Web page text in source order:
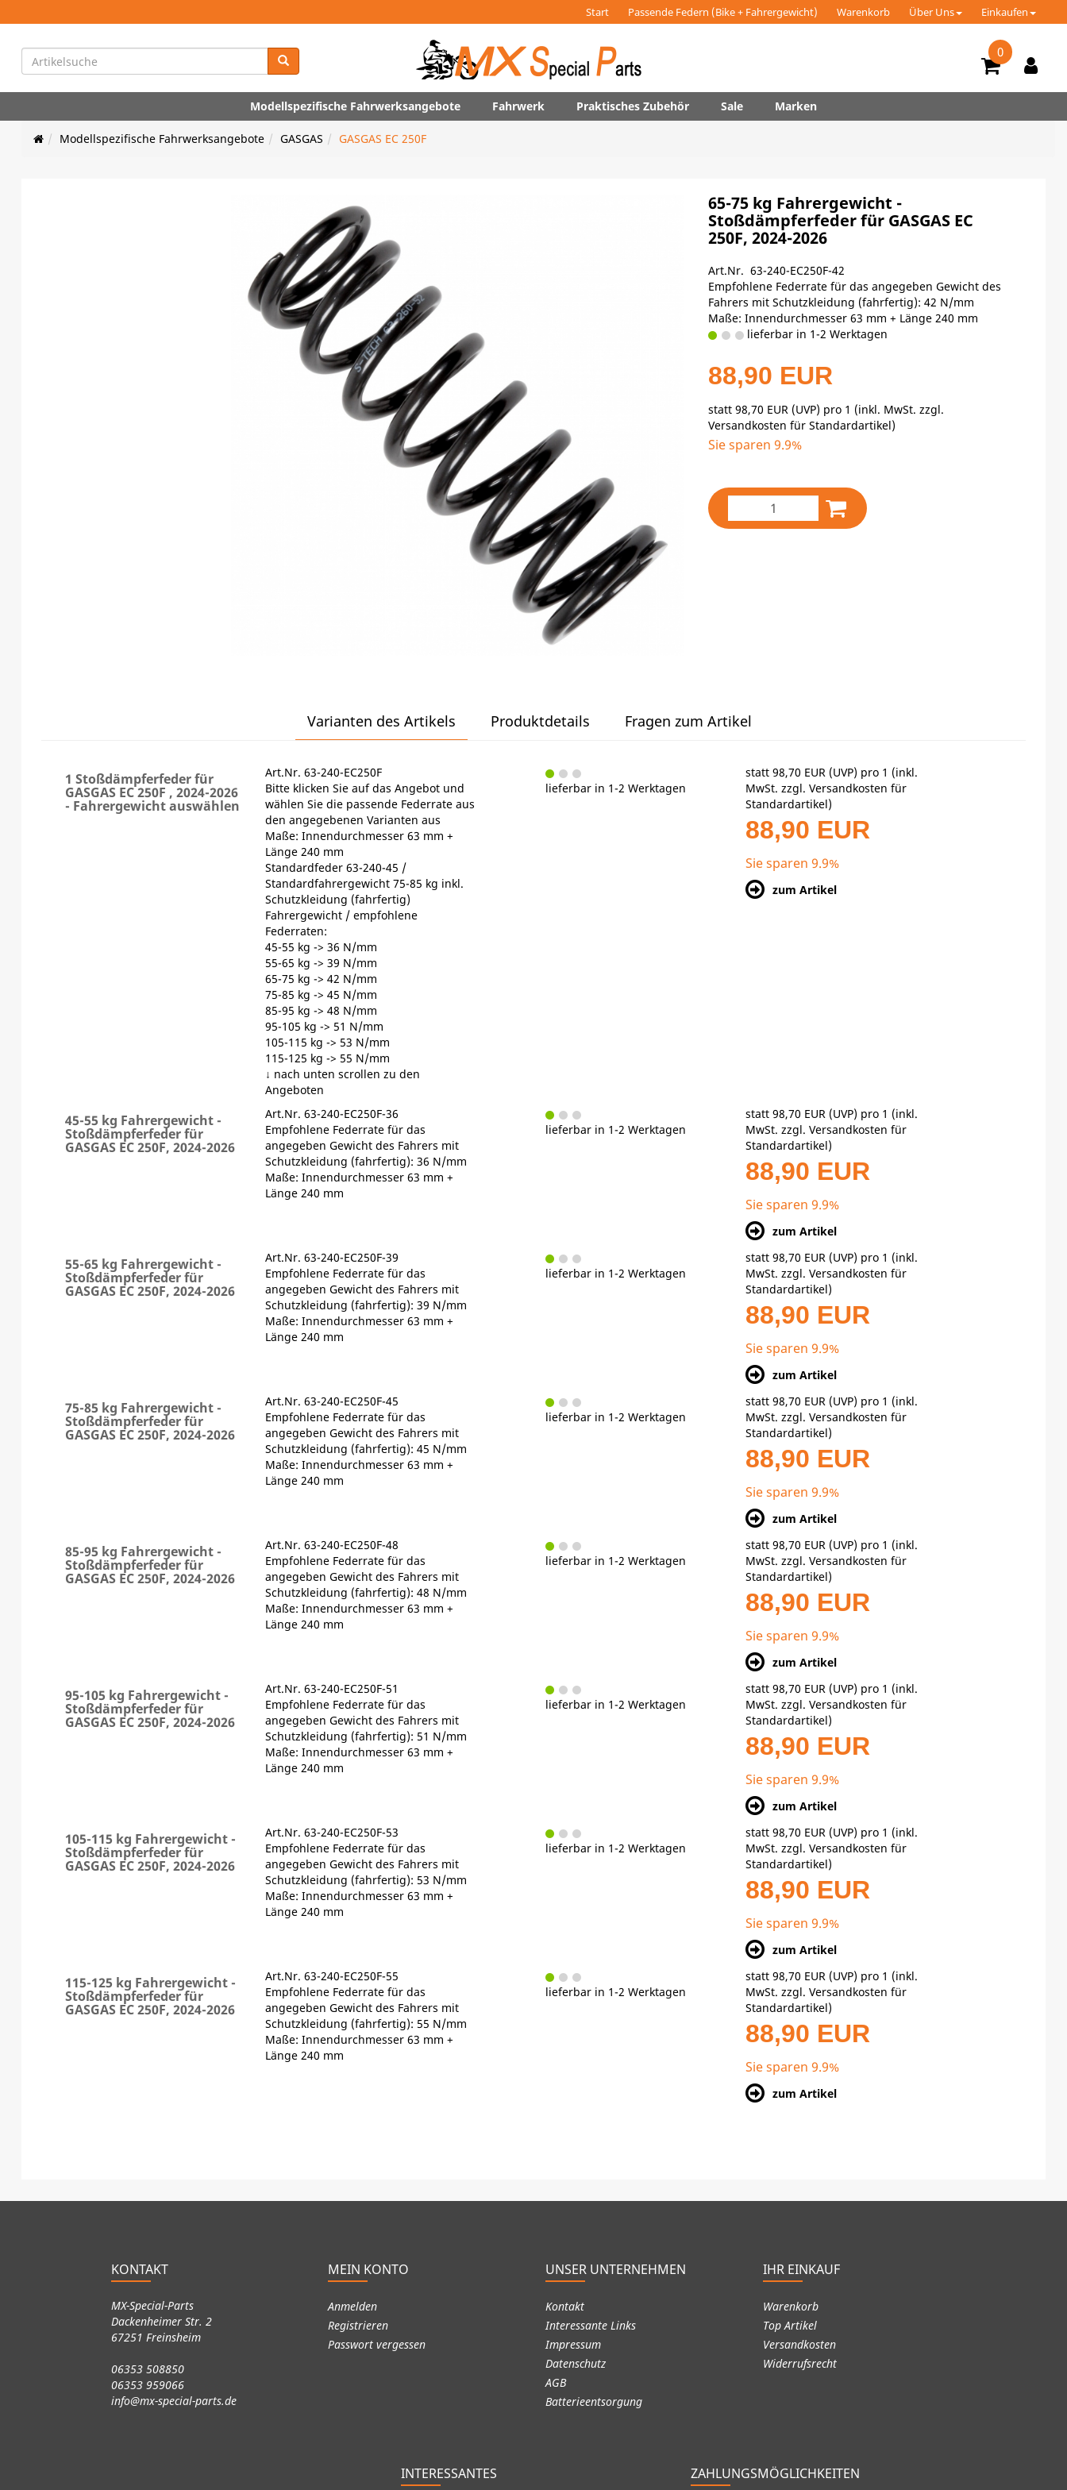
Start Passende Federn (Bike + Fahrergewicht) Warenkorb Über Uns Einkaufen
0
Modellspezifische Fahrwerksangebote Fahrwerk Praktisches Zubehör Sale Marken
Modellspezifische Fahrwerksangebote GASGAS GASGAS EC 250F
65-75 kg Fahrergewicht -
Stoßdämpferfeder für GASGAS EC
250F, 2024-2026
Art.Nr. 63-240-EC250F-42
Empfohlene Federrate für das angegeben Gewicht des
Fahrers mit Schutzkleidung (fahrfertig): 42 N/mm
Maße: Innendurchmesser 63 mm + Länge 240 mm
lieferbar in 1-2 Werktagen
88,90 EUR
statt98,70 EUR (UVP) pro 1 (inkl. MwSt. zzgl.
Versandkosten für Standardartikel)
Sie sparen 9.9%
Varianten des Artikels Produktdetails Fragen zum Artikel
1 Stoßdämpferfeder für
GASGAS EC 250F , 2024-2026
- Fahrergewicht auswählen
Art.Nr. 63-240-EC250F
Bitte klicken Sie auf das Angebot und
wählen Sie die passende Federrate aus
den angegebenen Varianten aus
Maße: Innendurchmesser 63 mm +
Länge 240 mm
Standardfeder 63-240-45 /
Standardfahrergewicht 75-85 kg inkl.
Schutzkleidung (fahrfertig)
Fahrergewicht / empfohlene
Federraten:
45-55 kg -> 36 N/mm
55-65 kg -> 39 N/mm
65-75 kg -> 42 N/mm
75-85 kg -> 45 N/mm
85-95 kg -> 48 N/mm
95-105 kg -> 51 N/mm
105-115 kg -> 53 N/mm
115-125 kg -> 55 N/mm
↓ nach unten scrollen zu den
Angeboten
lieferbar in 1-2 Werktagen
statt98,70 EUR (UVP) pro 1 (inkl.
MwSt. zzgl.Versandkosten für
Standardartikel)
88,90 EUR
Sie sparen 9.9%
zum Artikel
45-55 kg Fahrergewicht -
Stoßdämpferfeder für
GASGAS EC 250F, 2024-2026
Art.Nr. 63-240-EC250F-36
Empfohlene Federrate für das
angegeben Gewicht des Fahrers mit
Schutzkleidung (fahrfertig): 36 N/mm
Maße: Innendurchmesser 63 mm +
Länge 240 mm
lieferbar in 1-2 Werktagen
statt98,70 EUR (UVP) pro 1 (inkl.
MwSt. zzgl.Versandkosten für
Standardartikel)
88,90 EUR
Sie sparen 9.9%
zum Artikel
55-65 kg Fahrergewicht -
Stoßdämpferfeder für
GASGAS EC 250F, 2024-2026
Art.Nr. 63-240-EC250F-39
Empfohlene Federrate für das
angegeben Gewicht des Fahrers mit
Schutzkleidung (fahrfertig): 39 N/mm
Maße: Innendurchmesser 63 mm +
Länge 240 mm
lieferbar in 1-2 Werktagen
statt98,70 EUR (UVP) pro 1 (inkl.
MwSt. zzgl.Versandkosten für
Standardartikel)
88,90 EUR
Sie sparen 9.9%
zum Artikel
75-85 kg Fahrergewicht -
Stoßdämpferfeder für
GASGAS EC 250F, 2024-2026
Art.Nr. 63-240-EC250F-45
Empfohlene Federrate für das
angegeben Gewicht des Fahrers mit
Schutzkleidung (fahrfertig): 45 N/mm
Maße: Innendurchmesser 63 mm +
Länge 240 mm
lieferbar in 1-2 Werktagen
statt98,70 EUR (UVP) pro 1 (inkl.
MwSt. zzgl.Versandkosten für
Standardartikel)
88,90 EUR
Sie sparen 9.9%
zum Artikel
85-95 kg Fahrergewicht -
Stoßdämpferfeder für
GASGAS EC 250F, 2024-2026
Art.Nr. 63-240-EC250F-48
Empfohlene Federrate für das
angegeben Gewicht des Fahrers mit
Schutzkleidung (fahrfertig): 48 N/mm
Maße: Innendurchmesser 63 mm +
Länge 240 mm
lieferbar in 1-2 Werktagen
statt98,70 EUR (UVP) pro 1 (inkl.
MwSt. zzgl.Versandkosten für
Standardartikel)
88,90 EUR
Sie sparen 9.9%
zum Artikel
95-105 kg Fahrergewicht -
Stoßdämpferfeder für
GASGAS EC 250F, 2024-2026
Art.Nr. 63-240-EC250F-51
Empfohlene Federrate für das
angegeben Gewicht des Fahrers mit
Schutzkleidung (fahrfertig): 51 N/mm
Maße: Innendurchmesser 63 mm +
Länge 240 mm
lieferbar in 1-2 Werktagen
statt98,70 EUR (UVP) pro 1 (inkl.
MwSt. zzgl.Versandkosten für
Standardartikel)
88,90 EUR
Sie sparen 9.9%
zum Artikel
105-115 kg Fahrergewicht -
Stoßdämpferfeder für
GASGAS EC 250F, 2024-2026
Art.Nr. 63-240-EC250F-53
Empfohlene Federrate für das
angegeben Gewicht des Fahrers mit
Schutzkleidung (fahrfertig): 53 N/mm
Maße: Innendurchmesser 63 mm +
Länge 240 mm
lieferbar in 1-2 Werktagen
statt98,70 EUR (UVP) pro 1 (inkl.
MwSt. zzgl.Versandkosten für
Standardartikel)
88,90 EUR
Sie sparen 9.9%
zum Artikel
115-125 kg Fahrergewicht -
Stoßdämpferfeder für
GASGAS EC 250F, 2024-2026
Art.Nr. 63-240-EC250F-55
Empfohlene Federrate für das
angegeben Gewicht des Fahrers mit
Schutzkleidung (fahrfertig): 55 N/mm
Maße: Innendurchmesser 63 mm +
Länge 240 mm
lieferbar in 1-2 Werktagen
statt98,70 EUR (UVP) pro 1 (inkl.
MwSt. zzgl.Versandkosten für
Standardartikel)
88,90 EUR
Sie sparen 9.9%
zum Artikel
KONTAKT
MX-Special-Parts
Dackenheimer Str. 2
67251 Freinsheim
06353 508850
06353 959066
info@mx-special-parts.de
MEIN KONTO
Anmelden
Registrieren
Passwort vergessen
UNSER UNTERNEHMEN
Kontakt
Interessante Links
Impressum
Datenschutz
AGB
Batterieentsorgung
IHR EINKAUF
Warenkorb
Top Artikel
Versandkosten
Widerrufsrecht
INTERESSANTES ZAHLUNGSMÖGLICHKEITEN